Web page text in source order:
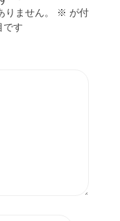
ません。 ※ が付
です